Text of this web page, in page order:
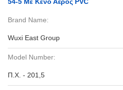
Brand Name:
Wuxi East Group
Model Number:
Π.Χ. - 201,5